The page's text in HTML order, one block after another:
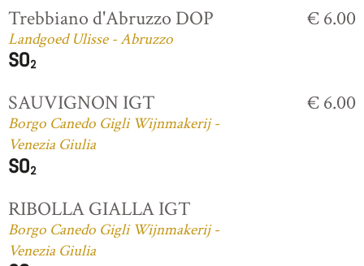
Trebbiano d'Abruzzo DOP
Landgoed Ulisse - Abruzzo
€ 6.00
SAUVIGNON IGT
Borgo Canedo Gigli Wijnmakerij -
Venezia Giulia
€ 6.00
RIBOLLA GIALLA IGT
Borgo Canedo Gigli Wijnmakerij -
Venezia Giulia